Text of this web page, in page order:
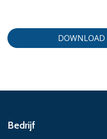
Bedrijf